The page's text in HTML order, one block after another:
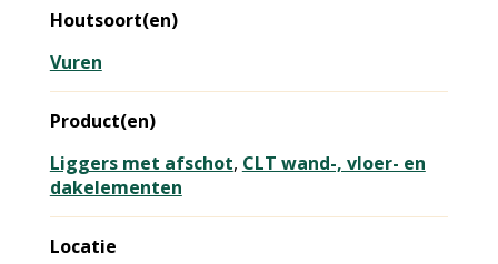
Houtsoort(en)
Vuren
Product(en)
Liggers met afschot, CLT wand-, vloer- en
dakelementen
Locatie